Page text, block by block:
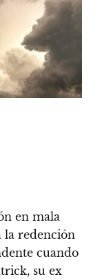
en mala
la redención
cuando
su ex